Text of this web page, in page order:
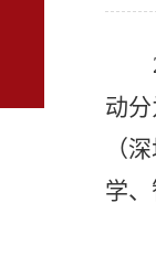
动
（
学